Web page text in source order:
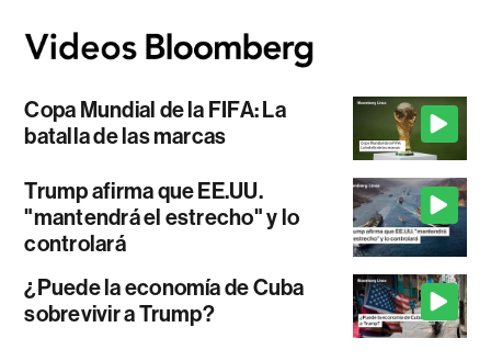
Copa Mundial de la FIFA: La
batalla de las marcas
Trump afirma que EE.UU.
"mantendrá el estrecho" y lo
controlará
¿Puede la economía de Cuba
sobrevivir a Trump?